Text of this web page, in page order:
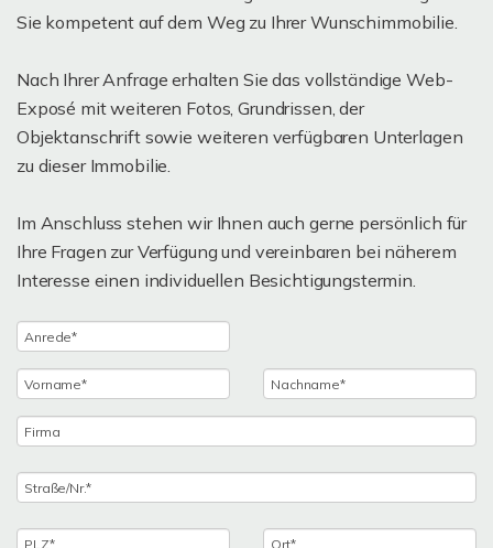
Sie kompetent auf dem Weg zu Ihrer Wunschimmobilie.
Nach Ihrer Anfrage erhalten Sie das vollständige Web-
Exposé mit weiteren Fotos, Grundrissen, der
Objektanschrift sowie weiteren verfügbaren Unterlagen
zu dieser Immobilie.
Im Anschluss stehen wir Ihnen auch gerne persönlich für
Ihre Fragen zur Verfügung und vereinbaren bei näherem
Interesse einen individuellen Besichtigungstermin.